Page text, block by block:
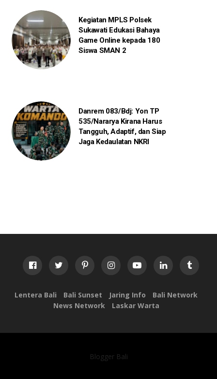
Kegiatan MPLS Polsek
Sukawati Edukasi Bahaya
Game Online kepada 180
Siswa SMAN 2
Danrem 083/Bdj: Yon TP
535/Nararya Kirana Harus
Tangguh, Adaptif, dan Siap
Jaga Kedaulatan NKRI
Lentera Bali Bali Sunset Jaring Info
Bali Network
News Network
Laskar Warta
Blogger Bali